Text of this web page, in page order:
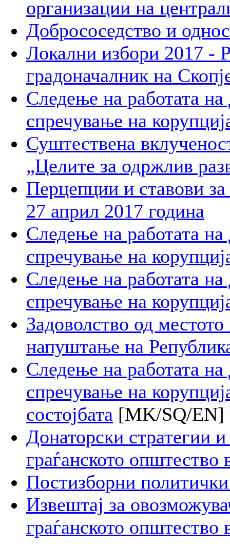
организации на
Добрососедство и
Локални избори 2017 -
градоначалник на
Следење на работата
спречување на
Суштествена
„Целите за одржлив
Перцепции и ставови
27 април 2017 година
Следење на работата
спречување на
Следење на работата
спречување на
Задоволство од
напуштање на
Следење на работата
спречување на
состојбата [MK/SQ/EN]
Донаторски стратегии
граѓанското општество
Постизборни
Извештај за
граѓанското